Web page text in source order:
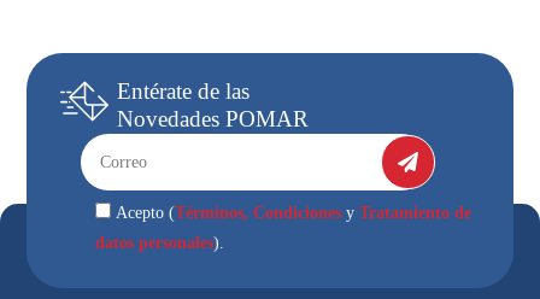
Entérate de las
NovedadesPOMAR
Acepto (Términos, Condicionesy Tratamiento de
datos personales).